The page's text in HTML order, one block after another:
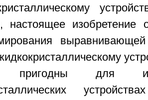
настоящее изобретение
пригодны для